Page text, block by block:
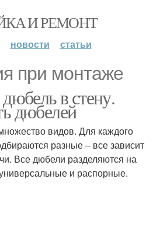
И РЕМОНТ
новости статьи
при монтаже
в стену.
дюбелей
видов. Для каждого
разные – все зависит
Все дюбели разделяются на
и распорные.